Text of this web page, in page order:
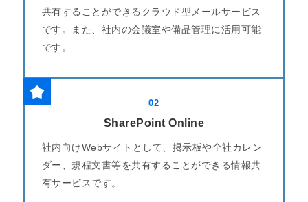
共有することができるクラウド型メールサービス
です。また、社内の会議室や備品管理に活用可能
です。
02
SharePoint Online
社内向けWebサイトとして、掲示板や全社カレン
ダー、規程文書等を共有することができる情報共
有サービスです。